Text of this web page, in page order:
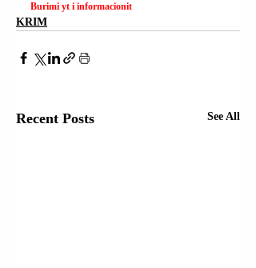
Burimi yt i informacionit
KRIM
Recent Posts See All